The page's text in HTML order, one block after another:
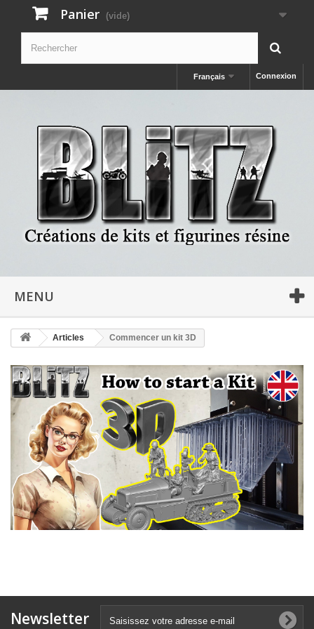
Panier (vide)
Connexion
Français
MENU
Articles Commencer un kit 3D
Newsletter